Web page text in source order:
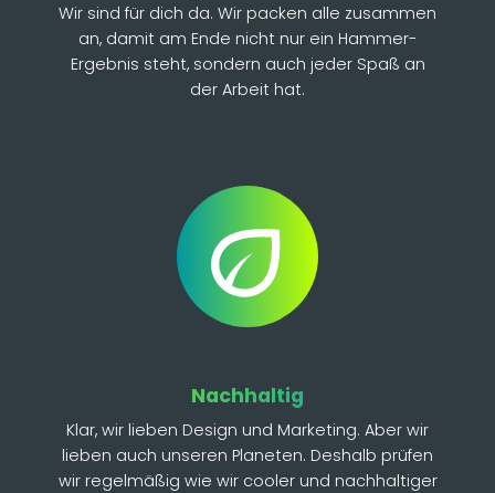
Wir sind für dich da. Wir packen alle zusammen
an, damit am Ende nicht nur ein Hammer-
Ergebnis steht, sondern auch jeder Spaß an
der Arbeit hat.
Nachhaltig
Klar, wir lieben Design und Marketing. Aber wir
lieben auch unseren Planeten. Deshalb prüfen
wir regelmäßig wie wir cooler und nachhaltiger